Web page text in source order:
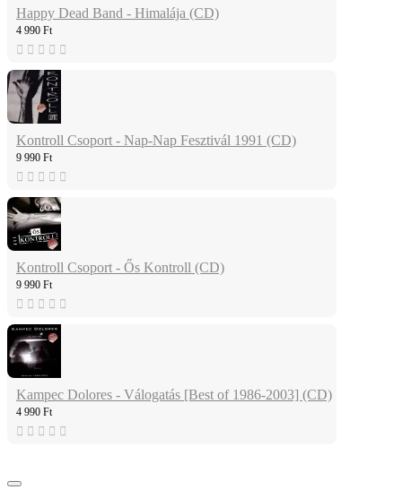
Happy Dead Band - Himalája (CD)
4 990 Ft
Kontroll Csoport - Nap-Nap Fesztivál 1991 (CD)
9 990 Ft
Kontroll Csoport - Ős Kontroll (CD)
9 990 Ft
Kampec Dolores - Válogatás [Best of 1986-2003] (CD)
4 990 Ft